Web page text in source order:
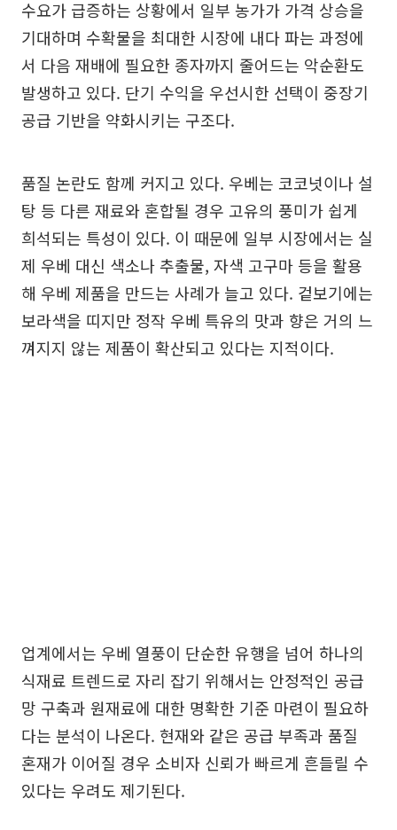
수요가 급증하는 상황에서 일부 농가가 가격 상승을
기대하며 수확물을 최대한 시장에 내다 파는 과정에
서 다음 재배에 필요한 종자까지 줄어드는 악순환도
발생하고 있다. 단기 수익을 우선시한 선택이 중장기
공급 기반을 약화시키는 구조다.
품질 논란도 함께 커지고 있다. 우베는 코코넛이나 설
탕 등 다른 재료와 혼합될 경우 고유의 풍미가 쉽게
희석되는 특성이 있다. 이 때문에 일부 시장에서는 실
제 우베 대신 색소나 추출물, 자색 고구마 등을 활용
해 우베 제품을 만드는 사례가 늘고 있다. 겉보기에는
보라색을 띠지만 정작 우베 특유의 맛과 향은 거의 느
껴지지 않는 제품이 확산되고 있다는 지적이다.
업계에서는 우베 열풍이 단순한 유행을 넘어 하나의
식재료 트렌드로 자리 잡기 위해서는 안정적인 공급
망 구축과 원재료에 대한 명확한 기준 마련이 필요하
다는 분석이 나온다. 현재와 같은 공급 부족과 품질
혼재가 이어질 경우 소비자 신뢰가 빠르게 흔들릴 수
있다는 우려도 제기된다.